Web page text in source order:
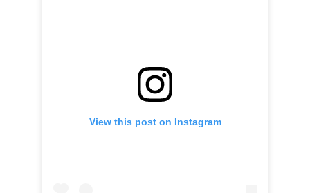
View this post on Instagram